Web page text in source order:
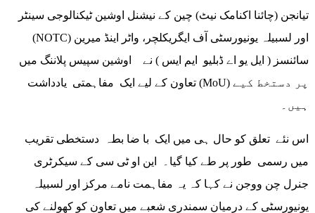
تیانجن (چائنا اکنامک نیٹ) چین کے نیشنل اوشین ٹیکنالوجی سینٹر
(NOTC) اور لسبیلہ یونیورسٹی آف ایگریکلچر، واٹر اینڈ میرین
سائنسز ( ایل یو اے ڈبلیو ایم ایس ) نے اوشین سپیس پلاننگ میں
تعاون کے لیے ایک مفاہمتی یادداشت (MoU) پر دستخط کیے
ہیں۔
اس نئے تعلق کو حال ہی میں ایک با ضا بطہ دستخطی تقریب
میں رسمی طور پر طے کیا گیا۔ این او ٹی سی کے سیکرٹری
جنرل چن ووجن نے کہا کہ یہ مفاہمت نامے مرکز اور لسبیلہ
یونیورسٹی کے درمیان سمندری شعبے میں تعاون کو کھولنے کی